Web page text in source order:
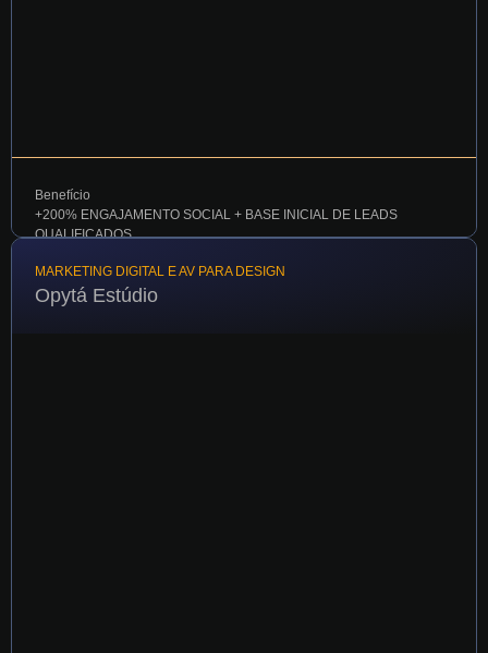
Benefício
+200% ENGAJAMENTO SOCIAL + BASE INICIAL DE LEADS
QUALIFICADOS​
MARKETING DIGITAL E AV PARA DESIGN
Opytá Estúdio